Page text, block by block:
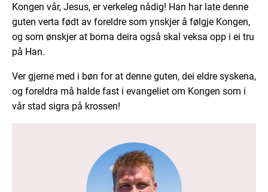
Kongen vår, Jesus, er verkeleg nådig! Han har late denne
guten verta født av foreldre som ynskjer å følgje Kongen,
og som ønskjer at borna deira også skal veksa opp i ei tru
på Han.
Ver gjerne med i bøn for at denne guten, dei eldre syskena,
og foreldra må halde fast i evangeliet om Kongen som i
vår stad sigra på krossen!